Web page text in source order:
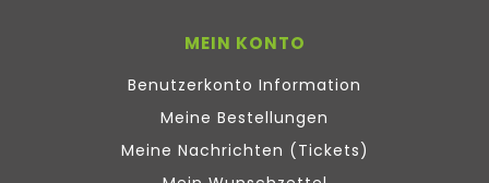
MEIN KONTO
Benutzerkonto Information
Meine Bestellungen
Meine Nachrichten (Tickets)